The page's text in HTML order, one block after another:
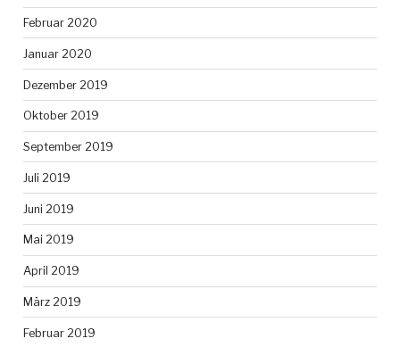
Februar 2020
Januar 2020
Dezember 2019
Oktober 2019
September 2019
Juli 2019
Juni 2019
Mai 2019
April 2019
März 2019
Februar 2019